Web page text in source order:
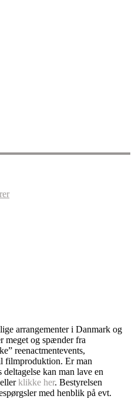
arrangementer i Danmark og
meget og spænder fra
reenactmentevents,
filmproduktion. Er man
kan man lave en
klikke her. Bestyrelsen
med henblik på evt.